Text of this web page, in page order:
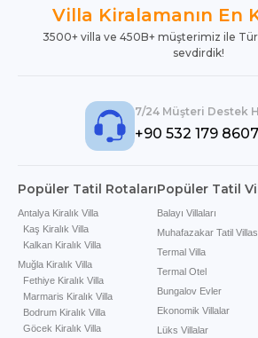
Villa Kiralamanın En
3500+ villa ve 450B+ müşterimiz ile
sevdirdik!
7/24 Müşteri Destek
+90 532 179 8607
Popüler Tatil Rotaları
Antalya Kiralık Villa
Kaş Kiralık Villa
Kalkan Kiralık Villa
Muğla Kiralık Villa
Fethiye Kiralık Villa
Marmaris Kiralık Villa
Bodrum Kiralık Villa
Göcek Kiralık Villa
Popüler Tatil
Balayı Villaları
Muhafazakar Tatil
Termal Villa
Termal Otel
Bungalov Evler
Ekonomik Villalar
Lüks Villalar